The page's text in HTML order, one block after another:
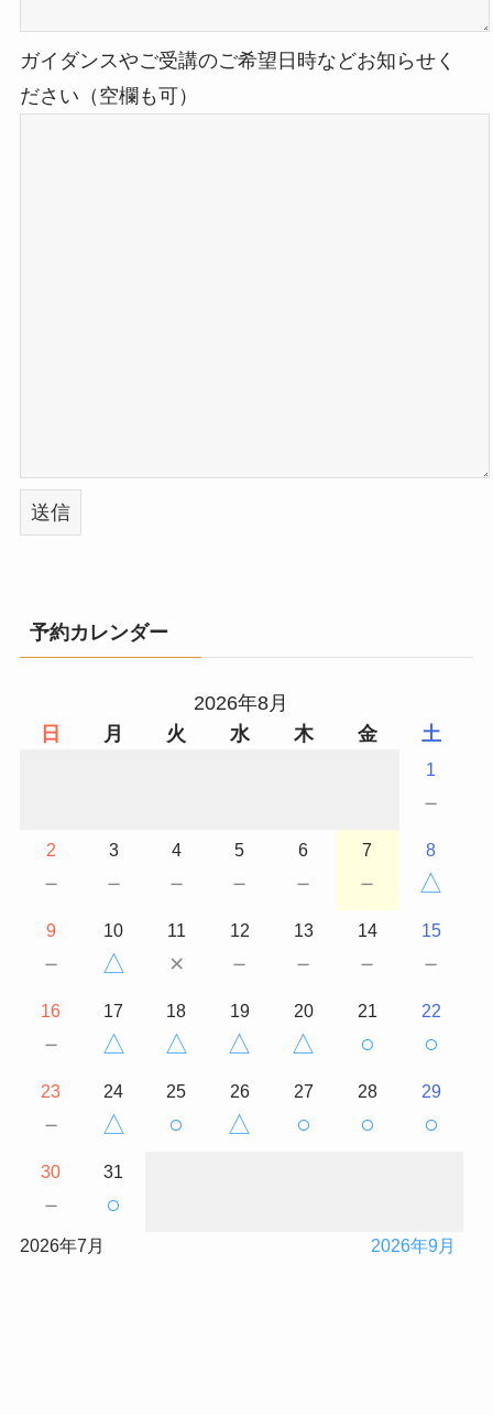
ガイダンスやご受講のご希望日時などお知らせく
ださい（空欄も可）
予約カレンダー
2026年8月
日
月 火 水 木 金 土
1
－
2
－
3
－
4
－
5
－
6
－
7
－
8
△
9
－
10
△
11
×
12
－
13
－
14
－
15
－
16
－
17
△
18
△
19
△
20
△
21
○
22
○
23
－
24
△
25
○
26
△
27
○
28
○
29
○
30
－
31
○
2026年7月 2026年9月